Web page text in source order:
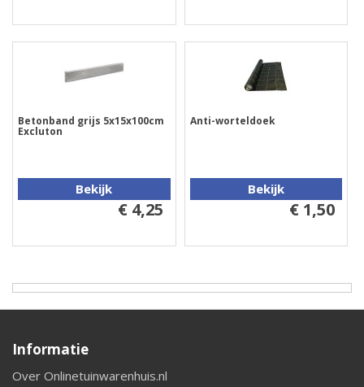
Betonband grijs 5x15x100cm
Excluton
Bekijk
€ 4,25
Anti-worteldoek
Bekijk
€ 1,50
Informatie
Over Onlinetuinwarenhuis.nl